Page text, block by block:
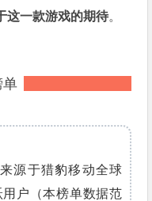
这一款游戏的期待。
单
源于猎豹移动全球
户（本榜单数据范